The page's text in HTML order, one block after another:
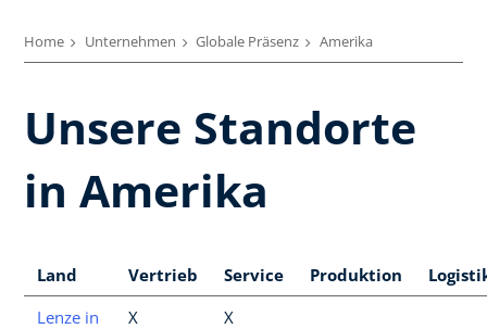
Home Unternehmen Globale Präsenz Amerika
Unsere Standorte
in Amerika
Land Vertrieb Service Produktion
Lenze in
X X